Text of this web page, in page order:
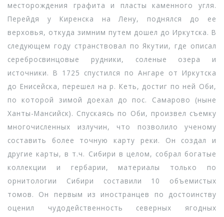
месторождения графита и пласты каменного угля.
Перейдя у Киренска на Лену, поднялся до ее
верховья, откуда зимним путем дошел до Иркутска. В
следующем году странствовал по Якутии, где описал
серебросвинцовые рудники, соленые озера и
источники. В 1725 спустился по Ангаре от Иркутска
до Енисейска, перешел на р. Кеть, достиг по ней Оби,
по которой зимой доехал до пос. Самарово (ныне
Ханты-Мансийск). Спускаясь по Оби, произвел съемку
многочисленных излучин, что позволило ученому
составить более точную карту реки. Он создал и
другие карты, в т.ч. Сибири в целом, собрал богатые
коллекции и гербарии, материалы только по
орнитологии Сибири составили 10 объемистых
томов. Он первым из иностранцев по достоинству
оценил чудодейственность северных ягодных